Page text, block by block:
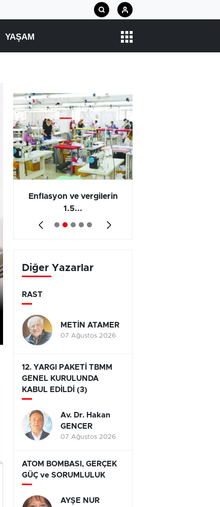
YAŞAM
Enflasyon ve vergilerin
1.5...
Diğer Yazarlar
RAST
METİN ATAMER
07 Ağustos 2026
12. YARGI PAKETİ TBMM
GENEL KURULUNDA
KABUL EDİLDİ (3)
Av. Dr. Hakan
GENCER
07 Ağustos 2026
ATOM BOMBASI, GERÇEK
GÜÇ ve SORUMLULUK
AYŞE NUR